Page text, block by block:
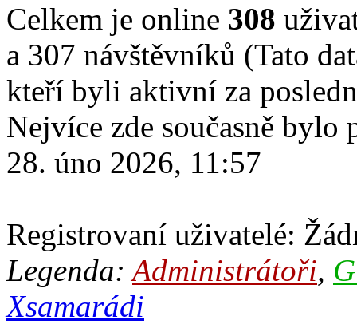
Celkem je online 308
a 307 návštěvníků (Tato
kteří byli aktivní za
Nejvíce zde současně
28. úno 2026, 11:57
Registrovaní uživatelé:
Legenda:Administrátoři,
Xsamarádi